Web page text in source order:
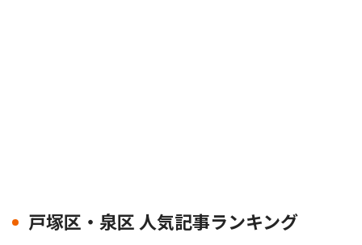
戸塚区・泉区 人気記事ランキング